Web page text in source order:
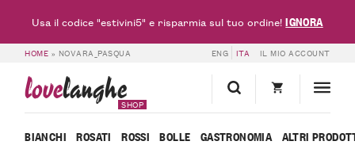
HOME » NOVARA_PASQUA ENG ITA IL MIO ACCOUNT
lovelanghe
SHOP
BIANCHI ROSATI ROSSI BOLLE GASTRONOMIA ALTRI
Usa il codice "estivini5" e risparmia sul tuo ordine!IGNORA